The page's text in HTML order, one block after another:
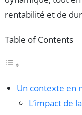
rentabilité et de
Table of Contents
Un contexte en
L’impact de